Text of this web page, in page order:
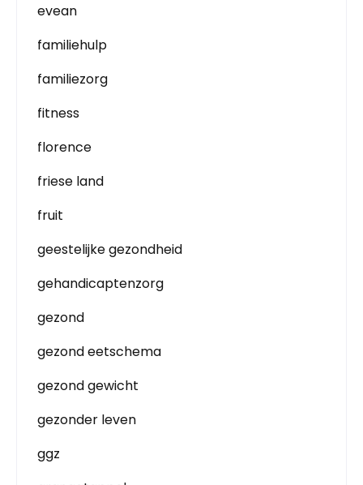
evean
familiehulp
familiezorg
fitness
florence
friese land
fruit
geestelijke gezondheid
gehandicaptenzorg
gezond
gezond eetschema
gezond gewicht
gezonder leven
ggz